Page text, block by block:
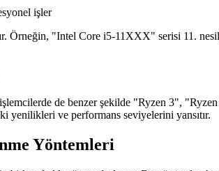
işler
Örneğin, "Intel Core i5-11XXX" serisi 11.
de benzer şekilde "Ryzen 3",
yenilikleri ve performans seviyelerini yansıtır.
Yöntemleri